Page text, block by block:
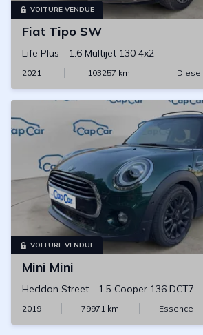
VOITURE VENDUE
Fiat Tipo SW
Life Plus - 1.6 Multijet 130 4x2
2021 103257 km Diesel
VOITURE VENDUE
Mini Mini
Heddon Street - 1.5 Cooper 136 DCT7
2019 79971 km Essence